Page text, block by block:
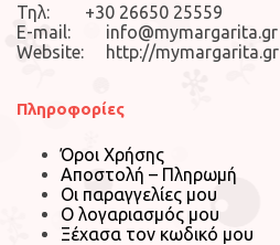
Τηλ: +30 26650 25559
E-mail: info@mymargarita.gr
Website: http://mymargarita.gr
Πληροφορίες
Όροι Χρήσης
Αποστολή – Πληρωμή
Οι παραγγελίες μου
Ο λογαριασμός μου
Ξέχασα τον κωδικό μου